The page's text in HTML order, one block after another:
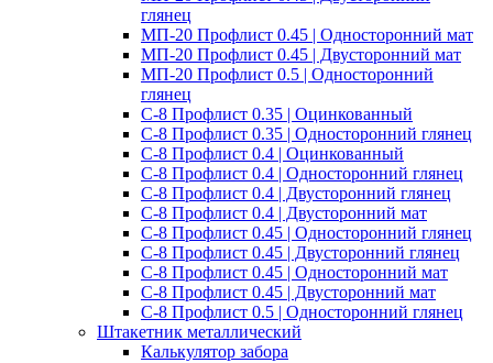
глянец
МП-20 Профлист 0.45 | Односторонний мат
МП-20 Профлист 0.45 | Двусторонний мат
МП-20 Профлист 0.5 | Односторонний
глянец
С-8 Профлист 0.35 | Оцинкованный
С-8 Профлист 0.35 | Односторонний глянец
С-8 Профлист 0.4 | Оцинкованный
С-8 Профлист 0.4 | Односторонний глянец
С-8 Профлист 0.4 | Двусторонний глянец
С-8 Профлист 0.4 | Двусторонний мат
С-8 Профлист 0.45 | Односторонний глянец
С-8 Профлист 0.45 | Двусторонний глянец
С-8 Профлист 0.45 | Односторонний мат
С-8 Профлист 0.45 | Двусторонний мат
С-8 Профлист 0.5 | Односторонний глянец
Штакетник металлический
Калькулятор забора